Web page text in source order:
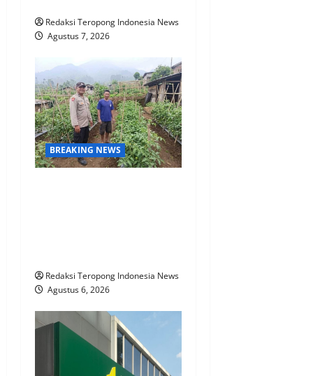
Redaksi Teropong Indonesia News
Agustus 7, 2026
BREAKING NEWS
Redaksi Teropong Indonesia News
Agustus 6, 2026